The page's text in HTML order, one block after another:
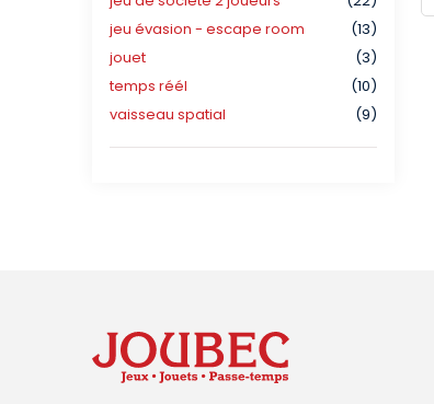
jeu évasion - escape room
(13)
jouet
(3)
temps réél
(10)
vaisseau spatial
(9)